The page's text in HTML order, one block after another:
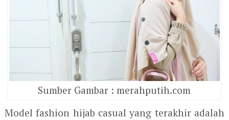
Sumber Gambar : merahputih.com
Model fashion hijab casual yang terakhir adalah